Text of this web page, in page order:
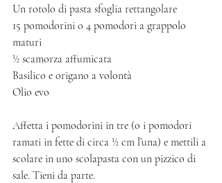
Un rotolo di pasta sfoglia rettangolare
15 pomodorini o 4 pomodori a grappolo
maturi
½ scamorza affumicata
Basilico e origano a volontà
Olio evo
Affetta i pomodorini in tre (o i pomodori
ramati in fette di circa ½ cm l’una) e mettili a
scolare in uno scolapasta con un pizzico di
sale. Tieni da parte.